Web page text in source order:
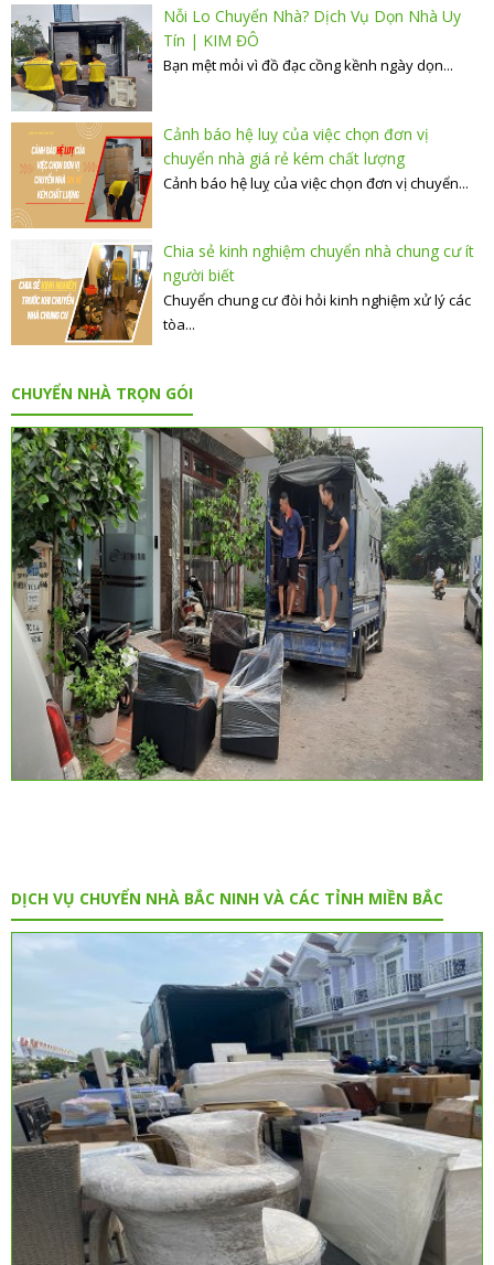
Nỗi Lo Chuyển Nhà? Dịch Vụ Dọn Nhà Uy
Tín | KIM ĐÔ
Bạn mệt mỏi vì đồ đạc cồng kềnh ngày dọn...
Cảnh báo hệ luỵ của việc chọn đơn vị
chuyển nhà giá rẻ kém chất lượng
Cảnh báo hệ luỵ của việc chọn đơn vị chuyển...
Chia sẻ kinh nghiệm chuyển nhà chung cư ít
người biết
Chuyển chung cư đòi hỏi kinh nghiệm xử lý các
tòa...
CHUYỂN NHÀ TRỌN GÓI
DỊCH VỤ CHUYỂN NHÀ BẮC NINH VÀ CÁC TỈNH MIỀN BẮC